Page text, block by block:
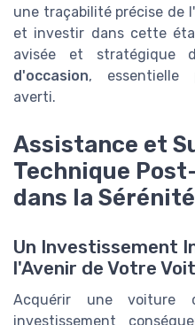
une traçabilité précise de
et investir dans cette
avisée et stratégique
d'occasion, essentielle
averti.
Assistance et
Technique
dans la Sérénité
Un Investissement
l'Avenir de Votre
Acquérir une voiture
investissement